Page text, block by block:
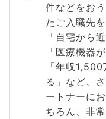
件などをお
たご入職先
「自宅から
「医療機器
「年収
る」など、
ートナーに
ちろん、非